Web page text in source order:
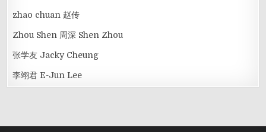
zhao chuan 赵传
Zhou Shen 周深 Shen Zhou
张学友 Jacky Cheung
李翊君 E-Jun Lee